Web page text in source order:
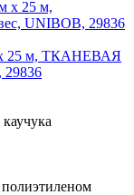
25 м, ТКАНЕВАЯ